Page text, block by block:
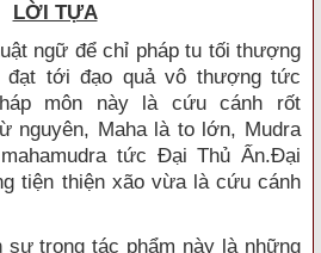
LỜI TỰA
ngữ để chỉ pháp tu tối thượng
đạt tới đạo quả vô thượng tức
môn này là cứu cánh rốt
nguyên, Maha là to lớn, Mudra
tức Ðại Thủ Ấn.Ðại
tiện thiện xão vừa là cứu cánh
trong tác phẩm này là những